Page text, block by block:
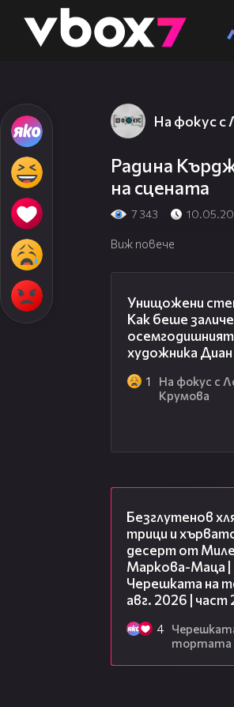
👾
На фокус с
Радина
на сцената
7 343
Виж повече
Унищожени
Как беше
художника
1
На фокус с
Крумова
Безглутенов
трици и
десерт от
Маркова-Маца |
Черешката на
авг. 2026 | част
4
тортата